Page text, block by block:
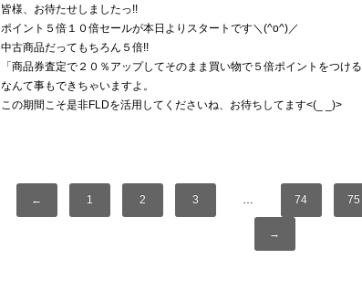
皆様、お待たせしましたっ!!
ポイント５倍１０倍セールが本日よりスタートです＼(^o^)／
中古商品だってもちろん５倍!!
「商品券査定で２０％アップしてそのまま買い物で５倍ポイントをつける
なんて事もできちゃいますよ。
この期間こそ是非FLDを活用してくださいね、お待ちしてます<(_ _)>
← 1 2 3 … 74 75
→